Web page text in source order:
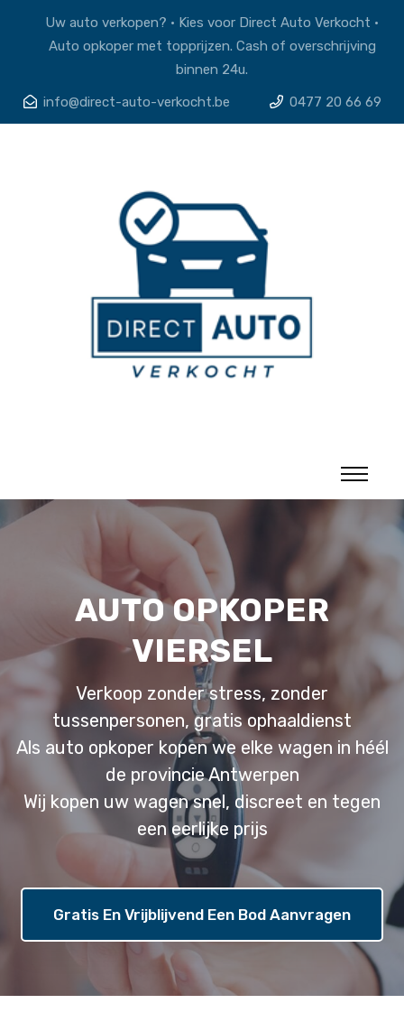
Uw auto verkopen? • Kies voor Direct Auto Verkocht •
Auto opkoper met topprijzen. Cash of overschrijving
binnen 24u.
info@direct-auto-verkocht.be
0477 20 66 69
AUTO OPKOPER
VIERSEL
Verkoop zonder stress, zonder
tussenpersonen, gratis ophaaldienst
Als auto opkoper kopen we elke wagen in héél
de provincie Antwerpen
Wij kopen uw wagen snel, discreet en tegen
een eerlijke prijs
Gratis En Vrijblijvend Een Bod Aanvragen